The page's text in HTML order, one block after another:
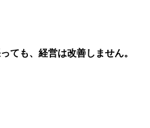
ても、経営は改善しません。